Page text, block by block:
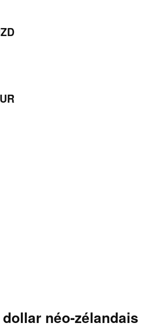
néo-zélandais